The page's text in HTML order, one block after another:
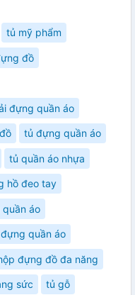
tủ mỹ phẩm
đồ
đựng quần áo
tủ đựng quần áo
tủ quần áo nhựa
hồ đeo tay
áo
quần áo
đựng đồ đa năng
sức tủ gỗ